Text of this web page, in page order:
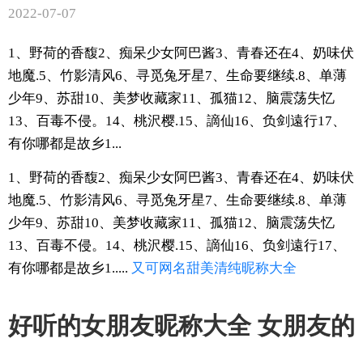
2022-07-07
1、野荷的香馥2、痴呆少女阿巴酱3、青春还在4、奶味伏
地魔.5、竹影清风6、寻觅兔牙星7、生命要继续.8、单薄
少年9、苏甜10、美梦收藏家11、孤猫12、脑震荡失忆
13、百毒不侵。14、桃沢樱.15、謫仙16、负剑遠行17、
有你哪都是故乡1...
1、野荷的香馥2、痴呆少女阿巴酱3、青春还在4、奶味伏
地魔.5、竹影清风6、寻觅兔牙星7、生命要继续.8、单薄
少年9、苏甜10、美梦收藏家11、孤猫12、脑震荡失忆
13、百毒不侵。14、桃沢樱.15、謫仙16、负剑遠行17、
有你哪都是故乡1..... 又可网名甜美清纯昵称大全
好听的女朋友昵称大全 女朋友的